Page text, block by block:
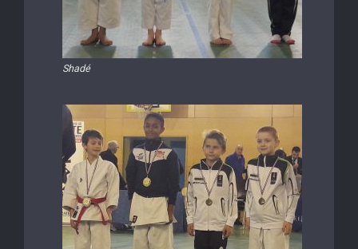
Shadé